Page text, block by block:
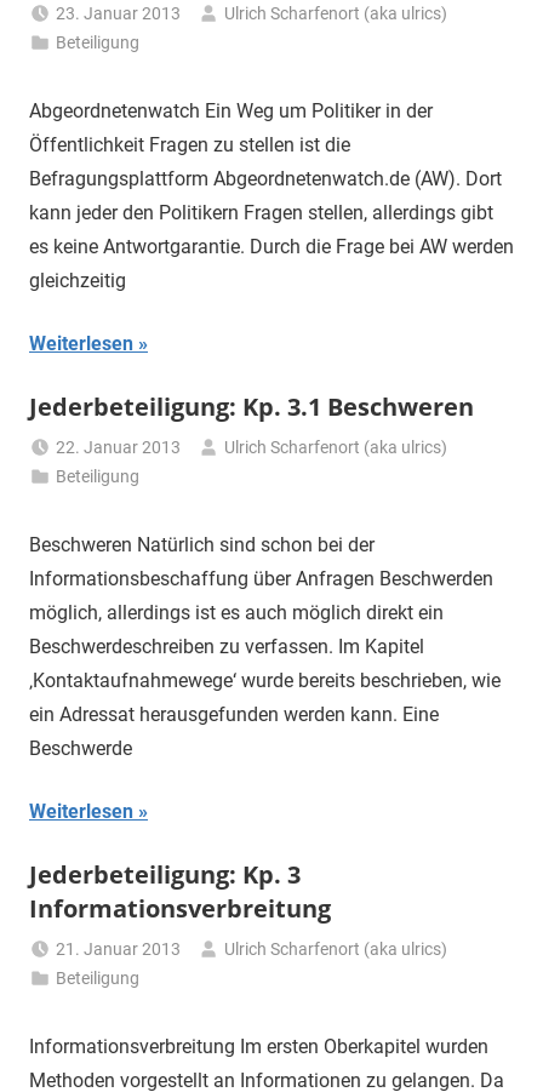
23. Januar 2013
Ulrich Scharfenort (aka ulrics)
Beteiligung
Abgeordnetenwatch Ein Weg um Politiker in der
Öffentlichkeit Fragen zu stellen ist die
Befragungsplattform Abgeordnetenwatch.de (AW). Dort
kann jeder den Politikern Fragen stellen, allerdings gibt
es keine Antwortgarantie. Durch die Frage bei AW werden
gleichzeitig
Weiterlesen
Jederbeteiligung: Kp. 3.1 Beschweren
22. Januar 2013
Ulrich Scharfenort (aka ulrics)
Beteiligung
Beschweren Natürlich sind schon bei der
Informationsbeschaffung über Anfragen Beschwerden
möglich, allerdings ist es auch möglich direkt ein
Beschwerdeschreiben zu verfassen. Im Kapitel
‚Kontaktaufnahmewege‘ wurde bereits beschrieben, wie
ein Adressat herausgefunden werden kann. Eine
Beschwerde
Weiterlesen
Jederbeteiligung: Kp. 3
Informationsverbreitung
21. Januar 2013
Ulrich Scharfenort (aka ulrics)
Beteiligung
Informationsverbreitung Im ersten Oberkapitel wurden
Methoden vorgestellt an Informationen zu gelangen. Da